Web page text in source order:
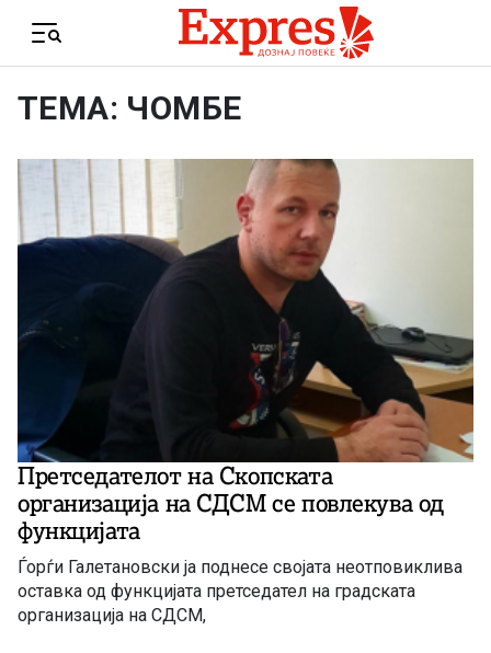
Menu
ТЕМА: ЧОМБЕ
Претседателот на Скопската
организација на СДСМ се повлекува од
функцијата
Ѓорѓи Галетановски ја поднесе својата неотповиклива
оставка од функцијата претседател на градската
организација на СДСМ,